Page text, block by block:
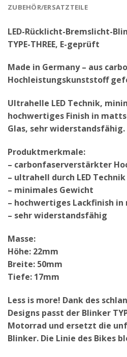
ZUBEHÖR/ERSATZTEILE
LED-Rücklicht-Bremslicht-
TYPE-THREE, E-geprüft
Made in Germany – aus
Hochleistungskunststoff
Ultrahelle LED Technik,
hochwertiges Finish in
Glas, sehr widerstandsfähig.
Produktmerkmale:
– carbonfaserverstärkter
– ultrahell durch LED Technik
– minimales Gewicht
– hochwertiges Lackfinish
– sehr widerstandsfähig
Masse:
Höhe: 22mm
Breite: 50mm
Tiefe: 17mm
Less is more! Dank des
Designs passt der Blinker
Motorrad und ersetzt die
Blinker. Die Linie des Bikes